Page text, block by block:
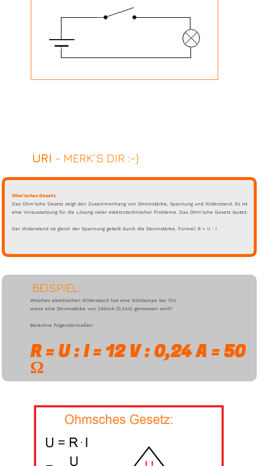
URI - MERK´S DIR :-)
Ohm’sches Gesetz
Das Ohm’sche Gesetz zeigt den Zusammenhang von Stromstärke, Spannung und Widerstand. Es ist
eine Voraussetzung für die Lösung vieler elektrotechnischer Probleme. Das Ohm’sche Gesetz lautet:
Der Widerstand ist gleich der Spannung geteilt durch die Stromstärke. Formel: R = U : I
BEISPIEL:
Welchen elektrischen Widerstand hat eine Glühlampe bei 12V,
wenn eine Stromstärke von 240mA (0,24A) gemessen wird?
Berechne folgendermaßen:
R = U : I = 12 V : 0,24 A = 50
Ω